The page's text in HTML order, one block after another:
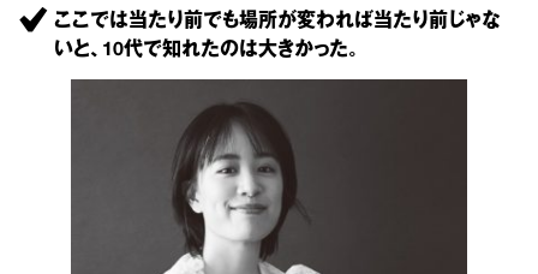
ここでは当たり前でも場所が変われば当たり前じゃな
いと、10代で知れたのは大きかった。